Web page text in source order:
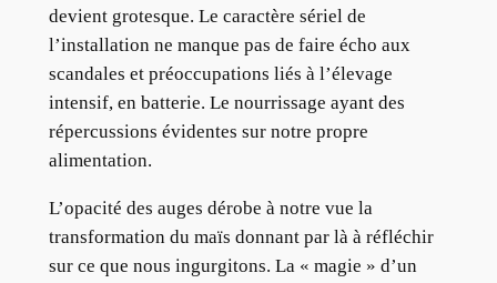
devient grotesque. Le caractère sériel de
l’installation ne manque pas de faire écho aux
scandales et préoccupations liés à l’élevage
intensif, en batterie. Le nourrissage ayant des
répercussions évidentes sur notre propre
alimentation.
L’opacité des auges dérobe à notre vue la
transformation du maïs donnant par là à réfléchir
sur ce que nous ingurgitons. La « magie » d’un